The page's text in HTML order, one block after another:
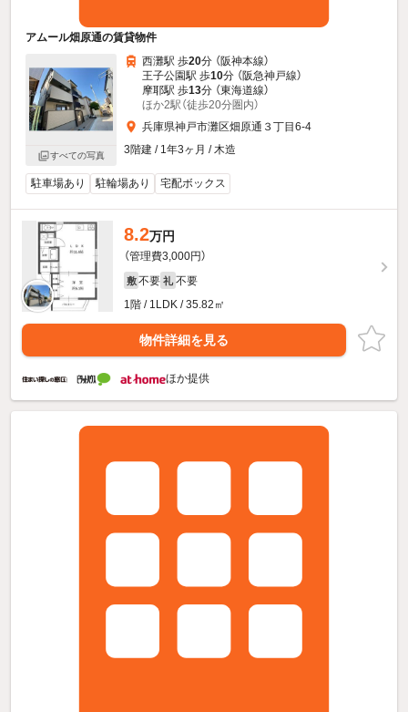
アムール畑原通の賃貸物件
すべての写真
西灘駅 歩20分 （阪神本線）
王子公園駅 歩10分 （阪急神戸線）
摩耶駅 歩13分 （東海道線）
ほか2駅（徒歩20分圏内）
兵庫県神戸市灘区畑原通３丁目6-4
3階建 / 1年3ヶ月 / 木造
駐車場あり 駐輪場あり 宅配ボックス
8.2万円
（管理費3,000円）
敷 不要 礼 不要
1階 / 1LDK / 35.82㎡
物件詳細を見る
ほか提供